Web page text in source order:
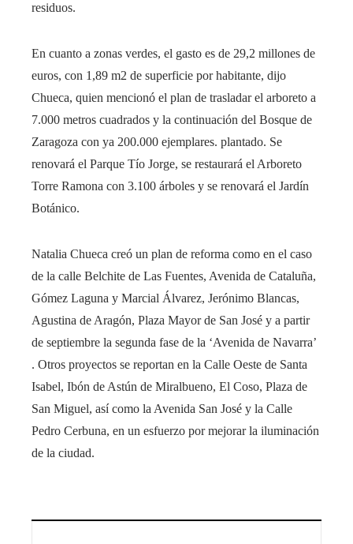
residuos.
En cuanto a zonas verdes, el gasto es de 29,2 millones de
euros, con 1,89 m2 de superficie por habitante, dijo
Chueca, quien mencionó el plan de trasladar el arboreto a
7.000 metros cuadrados y la continuación del Bosque de
Zaragoza con ya 200.000 ejemplares. plantado. Se
renovará el Parque Tío Jorge, se restaurará el Arboreto
Torre Ramona con 3.100 árboles y se renovará el Jardín
Botánico.
Natalia Chueca creó un plan de reforma como en el caso
de la calle Belchite de Las Fuentes, Avenida de Cataluña,
Gómez Laguna y Marcial Álvarez, Jerónimo Blancas,
Agustina de Aragón, Plaza Mayor de San José y a partir
de septiembre la segunda fase de la ‘Avenida de Navarra’
. Otros proyectos se reportan en la Calle Oeste de Santa
Isabel, Ibón de Astún de Miralbueno, El Coso, Plaza de
San Miguel, así como la Avenida San José y la Calle
Pedro Cerbuna, en un esfuerzo por mejorar la iluminación
de la ciudad.